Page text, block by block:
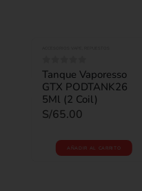
0out of 5
Tanque Vaporesso
GTX PODTANK26
5Ml (2 Coil)
S/65.00
AÑADIR AL CARRITO